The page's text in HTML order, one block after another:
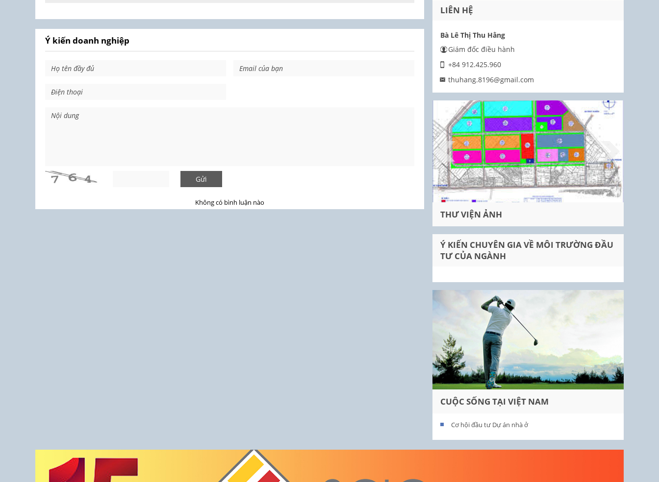
Ý kiến doanh nghiệp
Gửi
Không có bình luận nào
LIÊN HỆ
Bà Lê Thị Thu Hằng
Giám đốc điều hành
+84 912.425.960
thuhang.8196@gmail.com
THƯ VIỆN ẢNH
Ý KIẾN CHUYÊN GIA VỀ MÔI TRƯỜNG ĐẦU
TƯ CỦA NGÀNH
CUỘC SỐNG TẠI VIỆT NAM
Cơ hội đầu tư Dự án nhà ở